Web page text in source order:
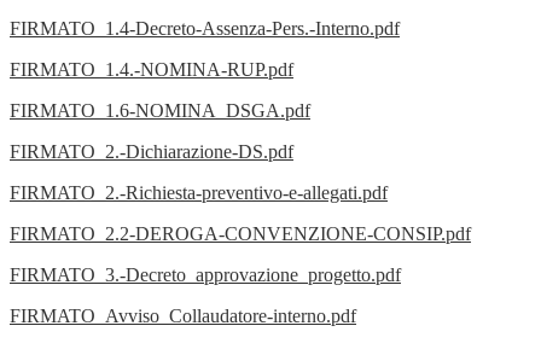
FIRMATO_1.4-Decreto-Assenza-Pers.-Interno.pdf
FIRMATO_1.4.-NOMINA-RUP.pdf
FIRMATO_1.6-NOMINA_DSGA.pdf
FIRMATO_2.-Dichiarazione-DS.pdf
FIRMATO_2.-Richiesta-preventivo-e-allegati.pdf
FIRMATO_2.2-DEROGA-CONVENZIONE-CONSIP.pdf
FIRMATO_3.-Decreto_approvazione_progetto.pdf
FIRMATO_Avviso_Collaudatore-interno.pdf